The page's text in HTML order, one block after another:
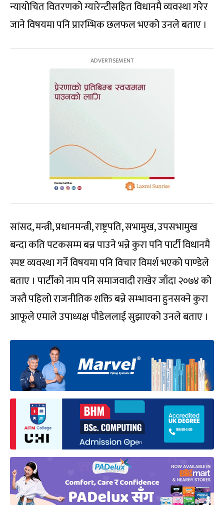
न्यायोचित वितरणको ग्यारेन्टीसहित विधानमै व्यवस्था गरेर
जाने विषयमा पनि प्रारम्भिक छलफल भएको उनले बताए ।
सांसद, मन्त्री, प्रधानमन्त्री, राष्ट्रपति, सभामुख, उपसभामुख
बन्दा कति पटकसम्म बन्न पाउने भन्ने कुरा पनि पार्टी विधानमै
स्पष्ट व्यवस्था गर्ने विषयमा पनि विचार विमर्श भएको पाण्डेले
बताए । पार्टीको नाम पनि समाजवादी राखेर जाँदा २०७४ को
जस्तै पहिलो राजनीतिक शक्ति बन्ने सम्भावना हुनसक्ने कुरा
आफूले एमाले उपाध्यक्ष पौडेललाई सुझाएको उनले बताए ।